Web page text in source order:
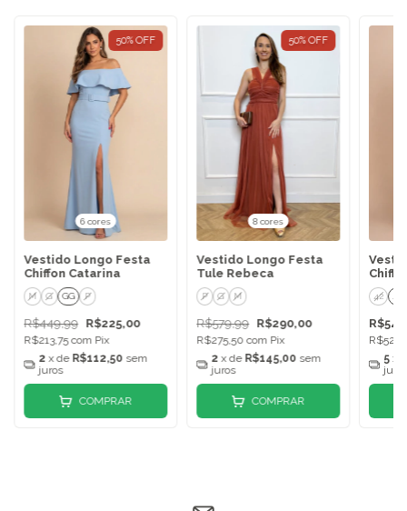
50%OFF
6 cores
Vestido Longo Festa
Chiffon Catarina
M G GG P
R$449,99 R$225,00
R$213,75com Pix
2 x de R$112,50 sem
juros
COMPRAR
50%OFF
8 cores
Vestido Longo Festa
Tule Rebeca
P G M
R$579,99 R$290,00
R$275,50com Pix
2 x de R$145,00 sem
juros
COMPRAR
42 44
5 x